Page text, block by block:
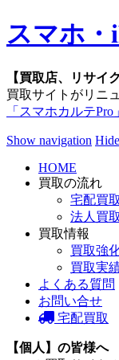
スマホ・
【買取店、リサイ
買取サイトがリニ
「スマホカルテPro」
Show navigation
HOME
買取の流れ
宅配買取
法人買取
買取情報
買取強
買取実
よくある質問
お問い合せ
宅配買取
【個人】の皆様へ